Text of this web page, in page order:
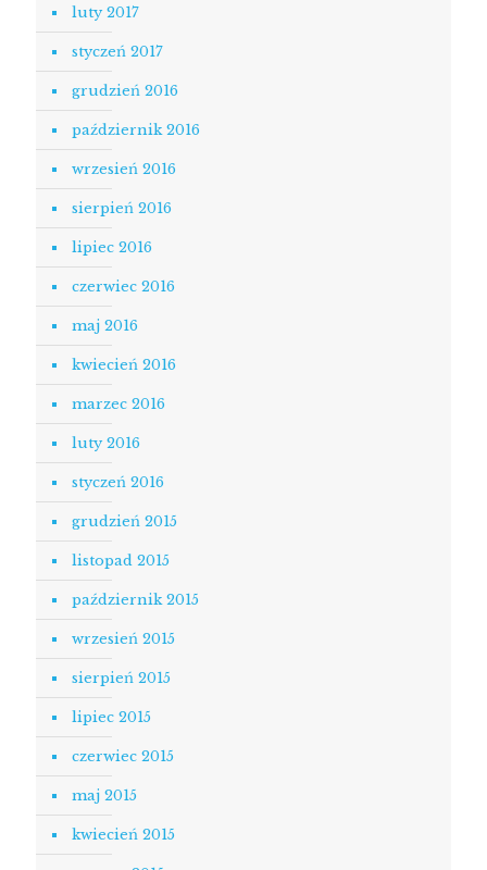
luty 2017
styczeń 2017
grudzień 2016
październik 2016
wrzesień 2016
sierpień 2016
lipiec 2016
czerwiec 2016
maj 2016
kwiecień 2016
marzec 2016
luty 2016
styczeń 2016
grudzień 2015
listopad 2015
październik 2015
wrzesień 2015
sierpień 2015
lipiec 2015
czerwiec 2015
maj 2015
kwiecień 2015